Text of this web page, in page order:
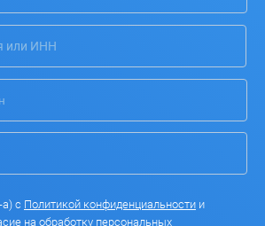
с Политикой конфиденциальности и
на обработку персональных